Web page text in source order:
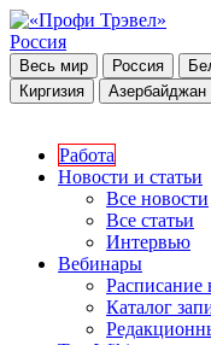
Россия
Весь мир Россия
Киргизия
Азербайджан
Работа
Новости и статьи
Все новости
Все статьи
Интервью
Вебинары
Расписание
Каталог